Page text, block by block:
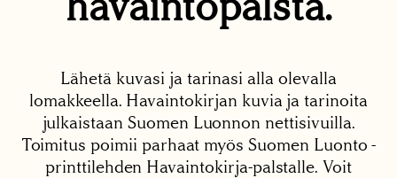
Lähetä kuvasi ja tarinasi alla olevalla
lomakkeella. Havaintokirjan kuvia ja tarinoita
julkaistaan Suomen Luonnon nettisivuilla.
Toimitus poimii parhaat myös Suomen Luonto -
printtilehden Havaintokirja-palstalle. Voit